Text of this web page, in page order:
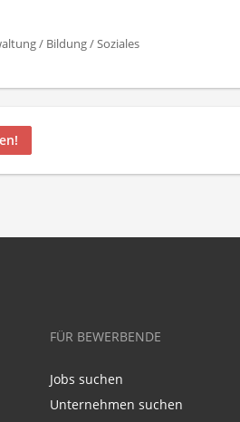
/ Bildung / Soziales
FÜR BEWERBENDE
Jobs suchen
Unternehmen suchen